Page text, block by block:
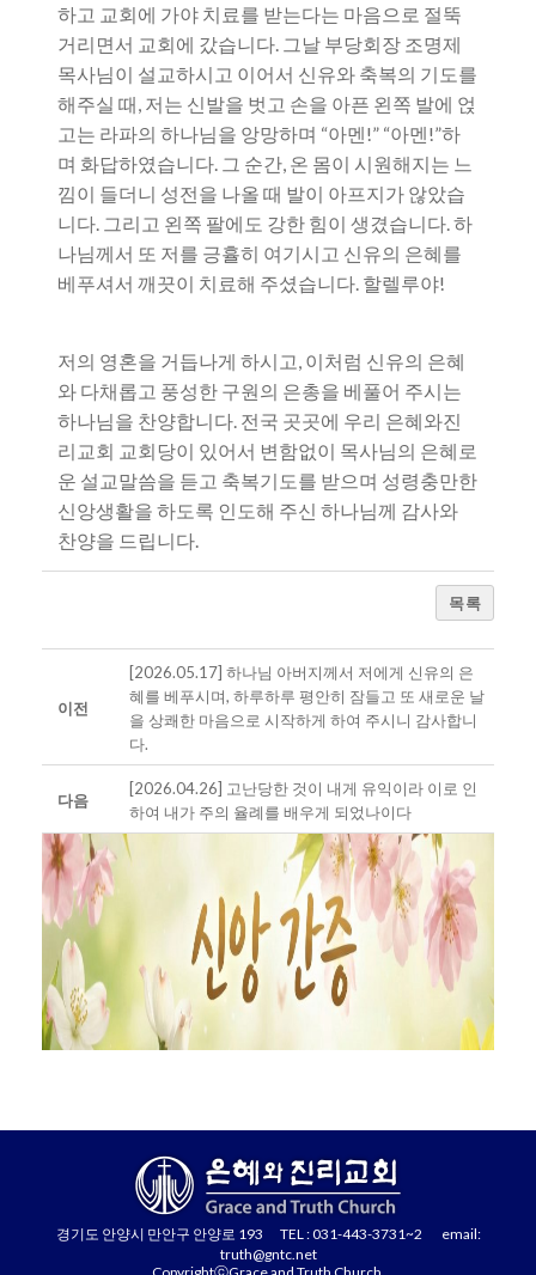
하고 교회에 가야 치료를 받는다는 마음으로 절뚝
거리면서 교회에 갔습니다. 그날 부당회장 조명제
목사님이 설교하시고 이어서 신유와 축복의 기도를
해주실 때, 저는 신발을 벗고 손을 아픈 왼쪽 발에 얹
고는 라파의 하나님을 앙망하며 “아멘!” “아멘!”하
며 화답하였습니다. 그 순간, 온 몸이 시원해지는 느
낌이 들더니 성전을 나올 때 발이 아프지가 않았습
니다. 그리고 왼쪽 팔에도 강한 힘이 생겼습니다. 하
나님께서 또 저를 긍휼히 여기시고 신유의 은혜를
베푸셔서 깨끗이 치료해 주셨습니다. 할렐루야!
저의 영혼을 거듭나게 하시고, 이처럼 신유의 은혜
와 다채롭고 풍성한 구원의 은총을 베풀어 주시는
하나님을 찬양합니다. 전국 곳곳에 우리 은혜와진
리교회 교회당이 있어서 변함없이 목사님의 은혜로
운 설교말씀을 듣고 축복기도를 받으며 성령충만한
신앙생활을 하도록 인도해 주신 하나님께 감사와
찬양을 드립니다.
목록
이전
[2026.05.17] 하나님 아버지께서 저에게 신유의 은
혜를 베푸시며, 하루하루 평안히 잠들고 또 새로운 날
을 상쾌한 마음으로 시작하게 하여 주시니 감사합니
다.
다음
[2026.04.26] 고난당한 것이 내게 유익이라 이로 인
하여 내가 주의 율례를 배우게 되었나이다
경기도 안양시 만안구 안양로 193 TEL : 031-443-3731~2 email:
truth@gntc.net